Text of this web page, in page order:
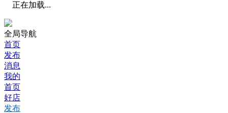
正在加载...
全局导航
首页
发布
消息
我的
首页
好店
发布